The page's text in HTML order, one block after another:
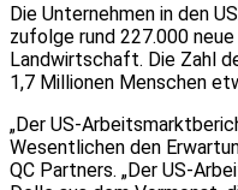
Die Unternehmen in den
zufolge rund 227.000
Landwirtschaft. Die Zahl
1,7 Millionen Menschen
„Der US-
Wesentlichen den
QC Partners. „Der US-